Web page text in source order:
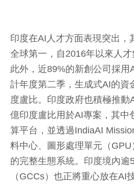
印度在AI人才方面表現突出，
全球第一，自2016年以來人才
此外，近89%的新創公司採用
計年度第二季，生成式AI的資
度盧比。印度政府也積極推
億印度盧比用於AI專案，其中
算平台，並透過IndiaAI
料中心、圖形處理單元（
的完整生態系統。印度境內逾
（GCCs）也正將重心放在AI